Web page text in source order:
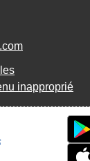
inapproprié